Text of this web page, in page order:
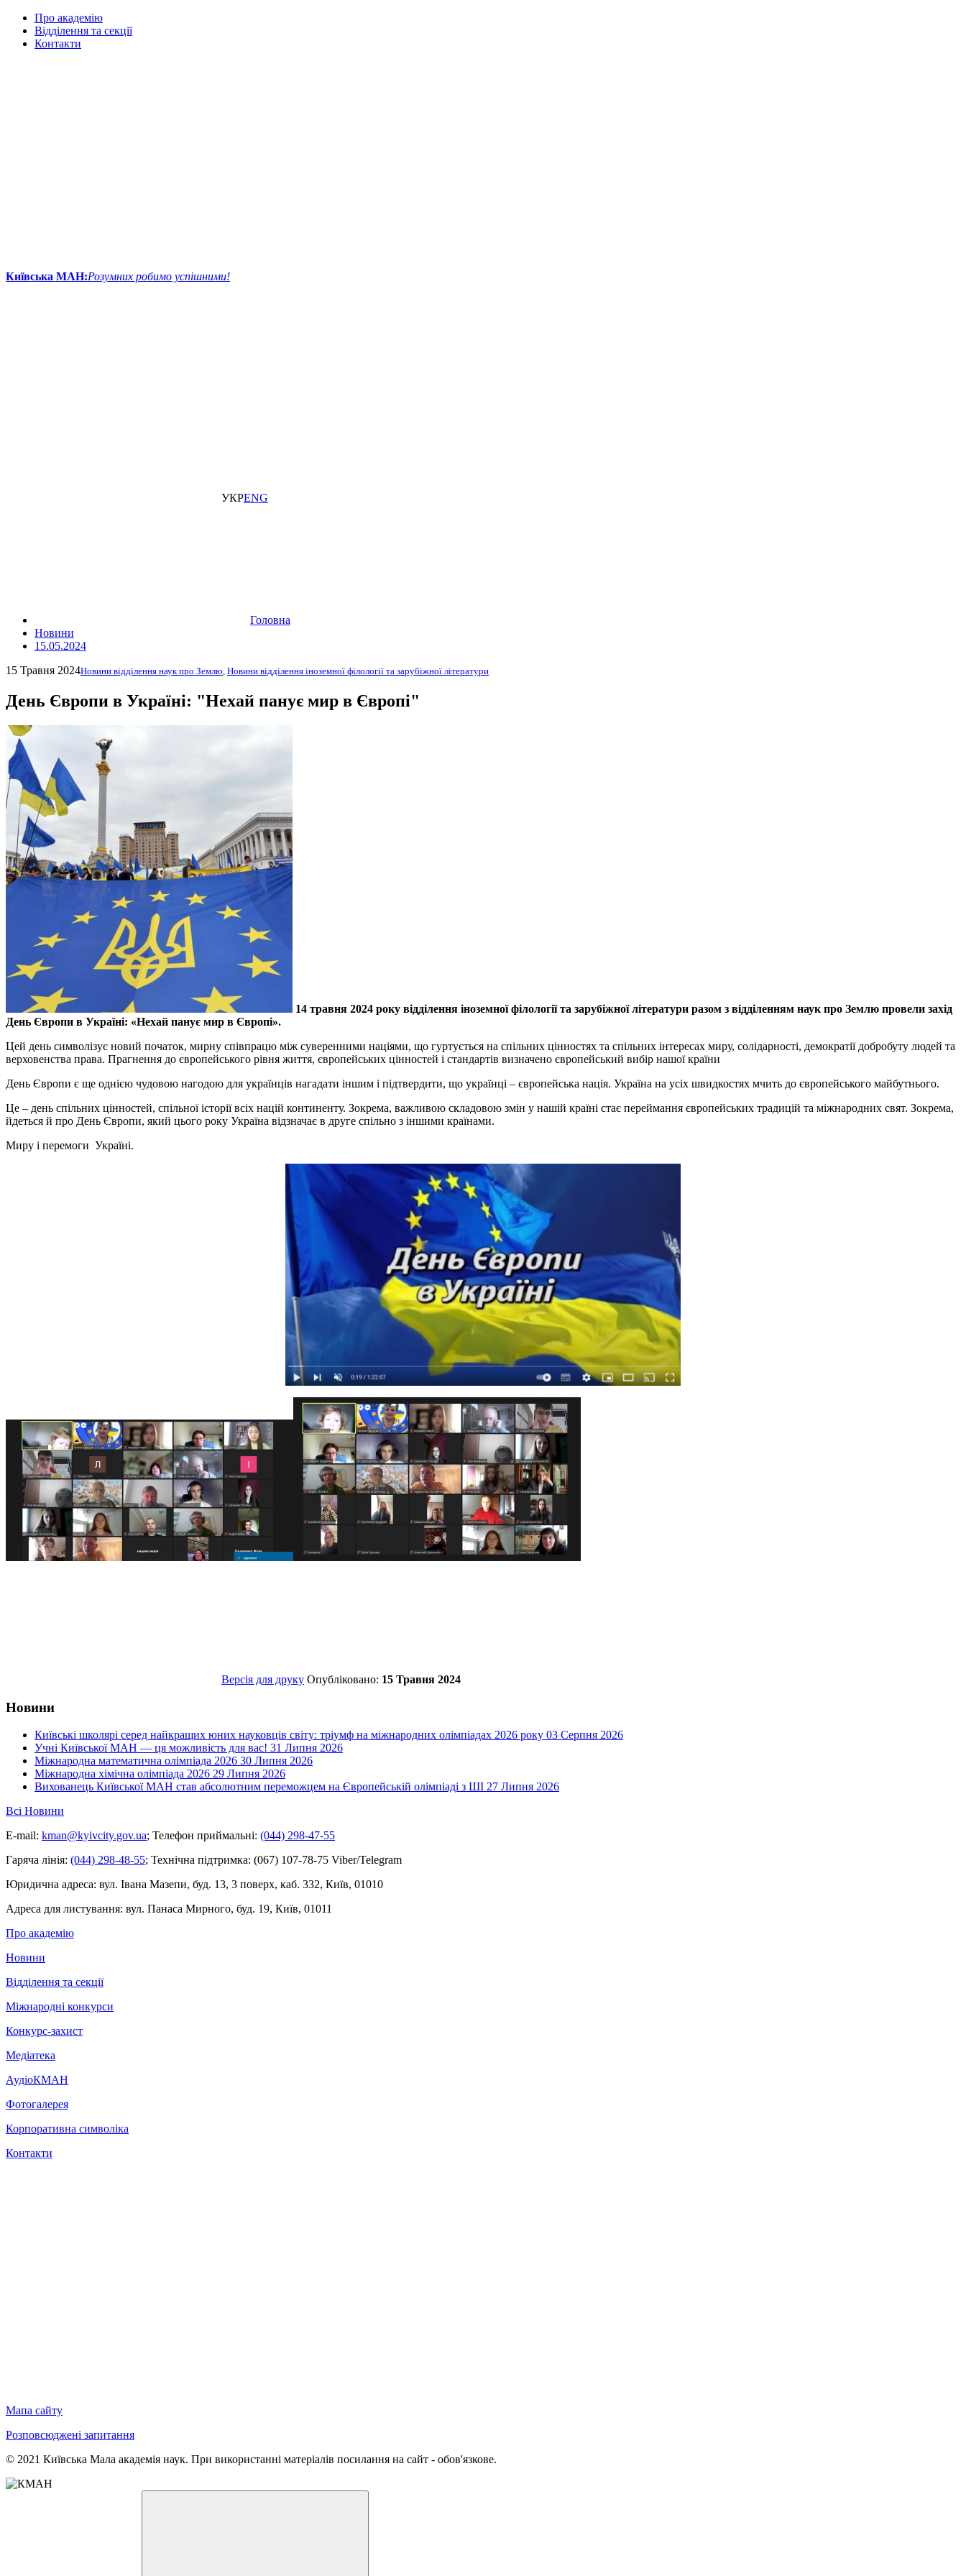
Про академію
Відділення та секції
Контакти
Київська МАН:Розумних робимо успішними!
УКРENG
Головна
Новини
15.05.2024
15 Травня 2024Новини відділення наук про Землю, Новини відділення іноземної філології та зарубіжної літератури
День Європи в Україні: "Нехай панує мир в Європі"
14 травня 2024 року відділення іноземної філології та зарубіжної літератури разом з відділенням наук про Землю провели захід
День Європи в Україні: «Нехай панує мир в Європі».
Цей день символізує новий початок, мирну співпрацю між суверенними націями, що гуртується на спільних цінностях та спільних інтересах миру, солідарності, демократії добробуту людей та
верховенства права. Прагнення до європейського рівня життя, європейських цінностей і стандартів визначено європейський вибір нашої країни
День Європи є ще однією чудовою нагодою для українців нагадати іншим і підтвердити, що українці – європейська нація. Україна на усіх швидкостях мчить до європейського майбутнього.
Це – день спільних цінностей, спільної історії всіх націй континенту. Зокрема, важливою складовою змін у нашій країні стає переймання європейських традицій та міжнародних свят. Зокрема,
йдеться й про День Європи, який цього року Україна відзначає в друге спільно з іншими країнами.
Миру і перемоги Україні.
Версія для друку Опубліковано: 15 Травня 2024
Новини
Київські школярі серед найкращих юних науковців світу: тріумф на міжнародних олімпіадах 2026 року 03 Серпня 2026
Учні Київської МАН — ця можливість для вас! 31 Липня 2026
Міжнародна математична олімпіада 2026 30 Липня 2026
Міжнародна хімічна олімпіада 2026 29 Липня 2026
Вихованець Київської МАН став абсолютним переможцем на Європейській олімпіаді з ШІ 27 Липня 2026
Всі Новини
E-mail: kman@kyivcity.gov.ua; Телефон приймальні: (044) 298-47-55
Гаряча лінія: (044) 298-48-55; Технічна підтримка: (067) 107-78-75 Viber/Telegram
Юридична адреса: вул. Івана Мазепи, буд. 13, 3 поверх, каб. 332, Київ, 01010
Адреса для листування: вул. Панаса Мирного, буд. 19, Київ, 01011
Про академію
Новини
Відділення та секції
Міжнародні конкурси
Конкурс-захист
Медіатека
АудіоКМАН
Фотогалерея
Корпоративна символіка
Контакти
Мапа сайту
Розповсюджені запитання
© 2021 Київська Мала академія наук. При використанні матеріалів посилання на сайт - обов'язкове.